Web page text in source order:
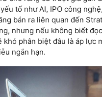
tố như AI, IPO công
bán ra liên quan đến
nhưng nếu không biết
khó phân biệt đâu là áp lực
ngắn hạn.